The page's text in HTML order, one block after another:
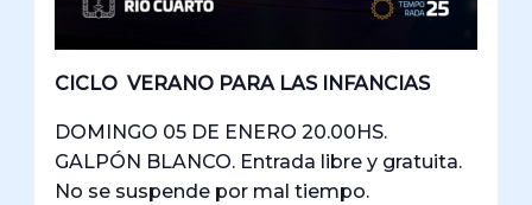
CICLO VERANO PARA LAS INFANCIAS
DOMINGO 05 DE ENERO 20.00HS.
GALPÓN BLANCO. Entrada libre y gratuita.
No se suspende por mal tiempo.